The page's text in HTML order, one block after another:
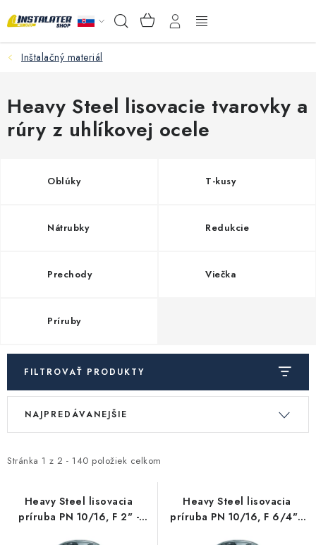
na
Hľadať NÁKUPNÝ
KOŠÍK
Kúrenie a chladenie
Komíny a dymovody
Vetranie a rekuperácia
VEĽKOOBCHOD
AKO VYBRAŤ?
PREDAJŇA - RAKOVÁ
Inštalačný materiál
Heavy Steel lisovacie tvarovky a
rúry z uhlíkovej ocele
Oblúky T-kusy
Nátrubky Redukcie
Prechody Viečka
Príruby
FILTROVAŤ PRODUKTY
V
i
Stránka 1 z 2 - 140 položiek celkom
R
e
NAJPREDÁVANEJŠIE
Heavy Steel lisovacia
príruba PN 10/16, F 2" -
Heavy Steel lisovacia
príruba PN 10/16, F 6/4" -